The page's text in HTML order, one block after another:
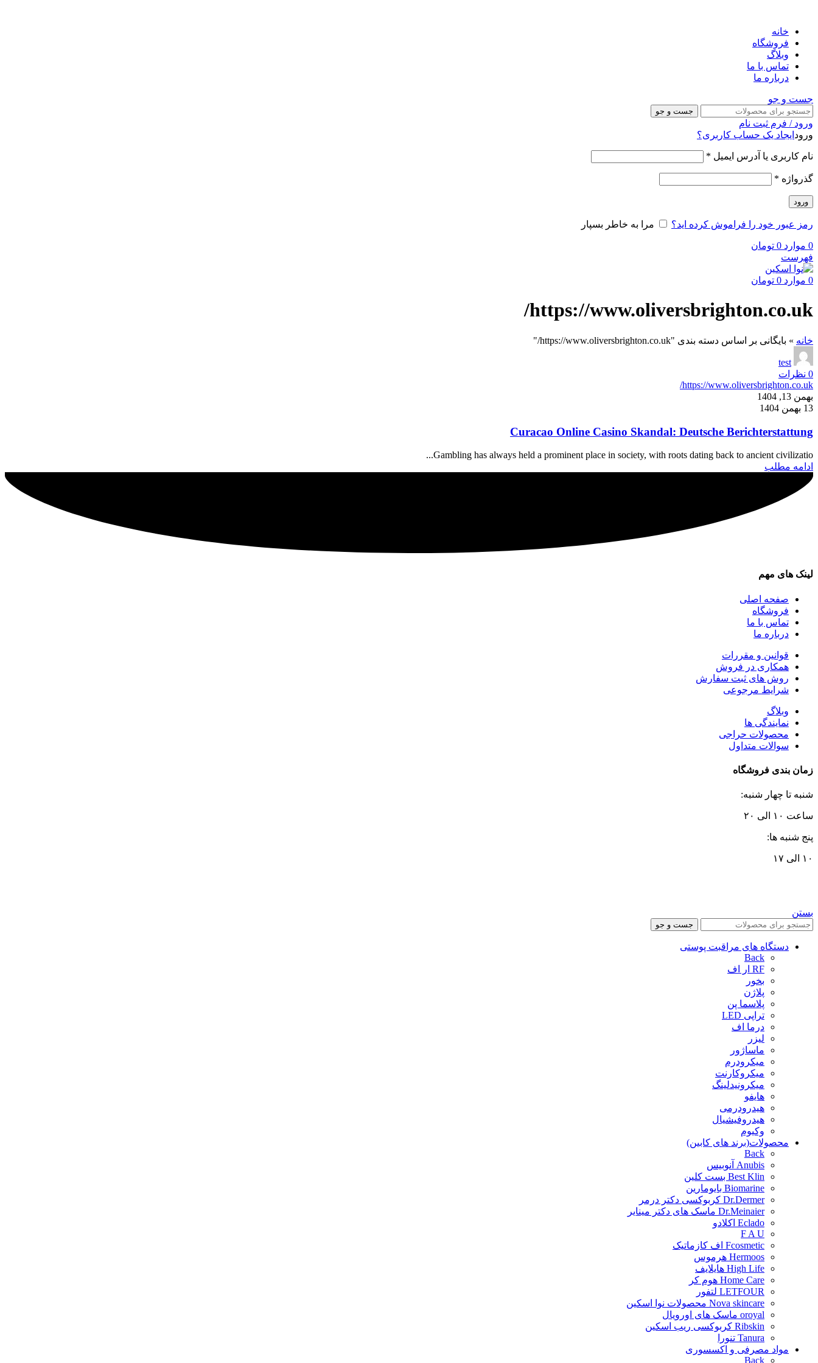
خانه
فروشگاه
وبلاگ
تماس با ما
درباره ما
جست و جو
جست و جو
ورود / فرم ثبت نام
ورود ایجاد یک حساب کاربری؟
نام کاربری یا آدرس ایمیل *
گذرواژه *
ورود
رمز عبور خود را فراموش کرده اید؟ مرا به خاطر بسپار
0 موارد 0 تومان
فهرست
0 موارد 0 تومان
https://www.oliversbrighton.co.uk/
خانه » بایگانی بر اساس دسته بندی "https://www.oliversbrighton.co.uk/"
test
0 نظرات
https://www.oliversbrighton.co.uk/
بهمن 13, 1404
13 بهمن 1404
Curacao Online Casino Skandal: Deutsche Berichterstattung
Gambling has always held a prominent place in society, with roots dating back to ancient civilizatio...
ادامه مطلب
لینک های مهم
صفحه اصلی
فروشگاه
تماس با ما
درباره ما
قوانین و مقررات
همکاری در فروش
روش های ثبت سفارش
شرایط مرجوعی
وبلاگ
نمایندگی ها
محصولات حراجی
سوالات متداول
زمان بندی فروشگاه
شنبه تا چهار شنبه:
ساعت ۱۰ الی ۲۰
پنج شنبه ها:
۱۰ الی ۱۷
بستن
جست و جو
دستگاه های مراقبت پوستی
Back
RF ار اف
بخور
پلاژن
پلاسما پن
تراپی LED
درما اف
لیزر
ماساژور
میکرودرم
میکروکارنت
میکرونیدلینگ
هایفو
هیدرودرمی
هیدروفیشیال
وکیوم
محصولات(برند های کابین)
Back
Anubis آنوبیس
Best Klin بست کلین
Biomarine بایومارین
Dr.Dermer کربوکسی دکتر درمر
Dr.Meinaier ماسک های دکتر مینایر
Eclado اکلادو
F A U
Fcosmetic اف کازماتیک
Hermoos هرموس
High Life هایلایف
Home Care هوم کر
LETFOUR لتفور
Nova skincare محصولات نوا اسکین
oroyal ماسک های اورویال
Ribskin کربوکسی ریب اسکین
Tanura تنورا
مواد مصرفی و اکسسوری
Back